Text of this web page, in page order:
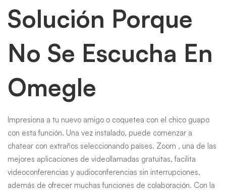
Solución Porque
No Se Escucha En
Omegle
Impresiona a tu nuevo amigo o coquetea con el chico guapo
con esta función. Una vez instalado, puede comenzar a
chatear con extraños seleccionando países. Zoom , una de las
mejores aplicaciones de videollamadas gratuitas, facilita
videoconferencias y audioconferencias sin interrupciones,
además de ofrecer muchas funciones de colaboración. Con la